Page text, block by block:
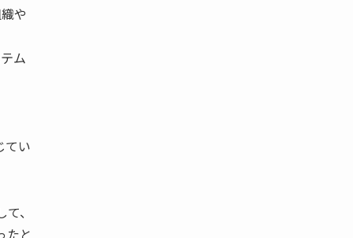
や
ム
てい
、
たと